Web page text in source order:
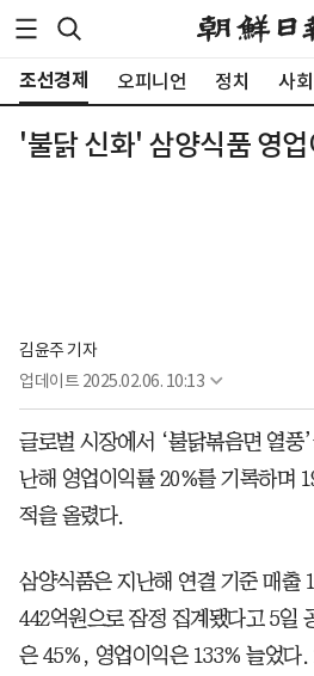
조선경제 오피니언 정치 사회
'불닭 신화' 삼양식품 영
김윤주 기자
업데이트 2025.02.06. 10:13
글로벌 시장에서 ‘불닭볶음면 열풍
난해 영업이익률 20%를 기록하며
적을 올렸다.
삼양식품은 지난해 연결 기준 매출
442억원으로 잠정 집계됐다고 5일
은 45%, 영업이익은 133% 늘었다.